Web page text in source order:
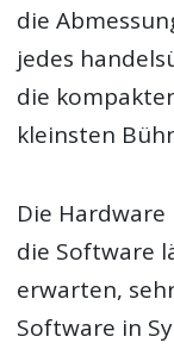
die
jedes
die
kleinsten
Die
die Software
erwarten,
Software in